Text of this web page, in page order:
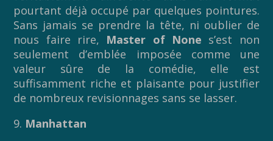
pourtant déjà occupé par quelques pointures.
Sans jamais se prendre la tête, ni oublier de
nous faire rire, Master of None s’est non
seulement d’emblée imposée comme une
valeur sûre de la comédie, elle est
suffisamment riche et plaisante pour justifier
de nombreux revisionnages sans se lasser.
9. Manhattan